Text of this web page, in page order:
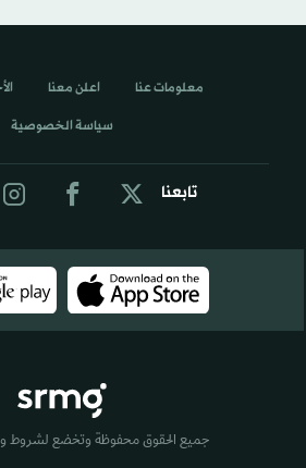
تابعنا
معلومات عنا اعلن معنا
سياسة الخصوصية
جميع الحقوق محفوظة وتخضع لشروط